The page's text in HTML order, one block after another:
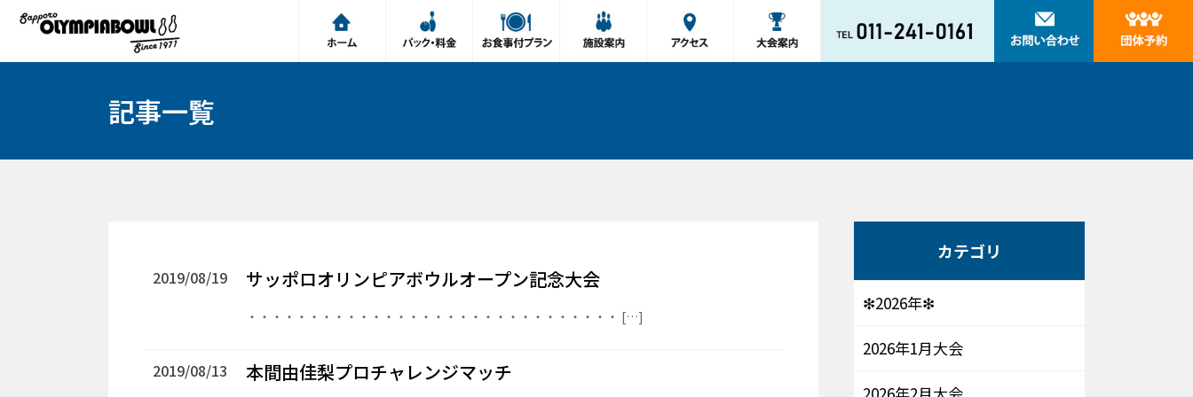
記事一覧
2019/08/19 サッポロオリンピアボウルオープン記念大会
・・・・・・・・・・・・・・・・・・・・・・・・・・・・・・ […]
2019/08/13 本間由佳梨プロチャレンジマッチ
カテゴリ
❇2026年❇
2026年1月大会